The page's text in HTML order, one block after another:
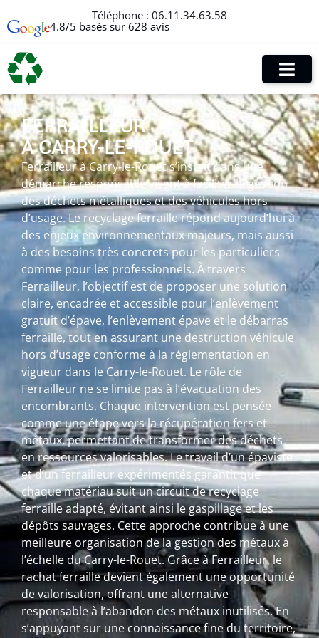
Téléphone : 06.11.34.63.58
4.8/5 basés sur 628 avis
FERRAILLEUR
À CARRY-LE-ROUET
Ferrailleur à Carry-le-Rouet s’inscrit dans une
démarche responsable visant à faciliter la gestion
des déchets métalliques et des véhicules hors
d’usage. Le recyclage ferraille répond aujourd’hui à
des enjeux environnementaux majeurs, mais aussi
à des besoins très concrets pour les particuliers
comme pour les professionnels. À travers
Ferrailleur, l’objectif est de proposer une solution
claire, encadrée et accessible pour l’enlèvement
gratuit d’épave, l’enlèvement épave et le débarras
ferraille, tout en assurant une destruction véhicule
hors d’usage conforme à la réglementation en
vigueur dans le Carry-le-Rouet. Le rôle de
Ferrailleur ne se limite pas à l’évacuation des
encombrants. Chaque intervention est pensée
comme une étape vers la récupération fers et
métaux, permettant de transformer des déchets
en ressources valorisables. Le travail d’un épaviste
et d’un ferrailleur expérimentés garantit que
chaque matériau suit un circuit de recyclage
ferraille adapté, évitant ainsi le gaspillage et les
dépôts sauvages. Cette approche contribue à une
meilleure organisation de la gestion des métaux à
l’échelle du Carry-le-Rouet. Grâce à Ferrailleur, le
rachat ferraille devient également une opportunité
de valorisation, offrant une alternative
responsable à l’abandon des métaux inutilisés. En
s’appuyant sur une connaissance fine du territoire,